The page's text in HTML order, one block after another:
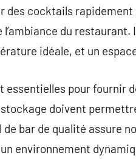
des cocktails
du
idéale, et un
essentielles pour fournir
doivent
bar de qualité assure
environnement